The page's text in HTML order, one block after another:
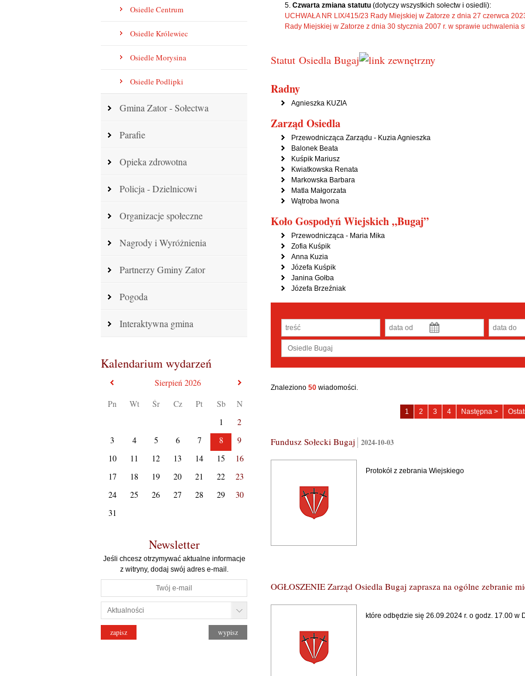
Osiedle Centrum
Osiedle Królewiec
Osiedle Morysina
Osiedle Podlipki
Gmina Zator - Sołectwa
Parafie
Opieka zdrowotna
Policja - Dzielnicowi
Organizacje społeczne
Nagrody i Wyróżnienia
Partnerzy Gminy Zator
Pogoda
Interaktywna gmina
Kalendarium wydarzeń
poprzedni miesiąc
Sierpień 2026
Pn
Wt Śr Cz Pt Sb
N
1
2
3
4 5 6 7 8
9
10
11 12 13 14 15
16
17
18 19 20 21 22
23
24
25 26 27 28 29
30
31
Newsletter
Jeśli chcesz otrzymywać aktualne informacje
z witryny, dodaj swój adres e-mail.
Czwarta zmiana statutu (dotyczy wszystkich sołectw i osiedli):
UCHWAŁA NR LIX/415/23 Rady Miejskiej w Zatorze z dnia 27 czerwca
Rady Miejskiej w Zatorze z dnia 30 stycznia 2007 r. w sprawie uchwalenia
Statut Osiedla Bugaj
Radny
Agnieszka KUZIA
Zarząd Osiedla
Przewodnicząca Zarządu - Kuzia Agnieszka
Balonek Beata
Kuśpik Mariusz
Kwiatkowska Renata
Markowska Barbara
Matla Małgorzata
Wątroba Iwona
Koło Gospodyń Wiejskich „Bugaj”
Przewodnicząca - Maria Mika
Zofia Kuśpik
Anna Kuzia
Józefa Kuśpik
Janina Gołba
Józefa Brzeźniak
Znaleziono 50 wiadomości.
Osiedle
Bugaj
1
Osiedle
Bugaj
2
Osiedle
Bugaj
3
Osiedle
Bugaj
4 Następna >
Fundusz Sołecki Bugaj 2024-10-03
Protokół z zebrania Wiejskiego
OGŁOSZENIE Zarząd Osiedla Bugaj zaprasza na ogólne zebranie
które odbędzie się 26.09.2024 r. o godz. 17.00 w